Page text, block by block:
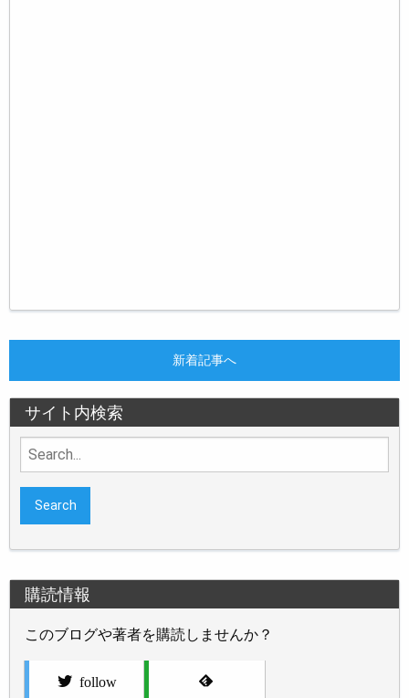
新着記事へ
サイト内検索
Search
for:
購読情報
このブログや著者を購読しませんか？
follow